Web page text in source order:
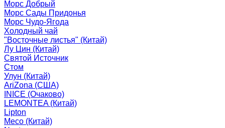
Морс Добрый
Морс Сады Придонья
Морс Чудо-Ягода
Холодный чай
"Восточные листья" (Китай)
Лу Цин (Китай)
Святой Источник
Стом
Улун (Китай)
AriZona (США)
INICE (Очаково)
LEMONTEA (Китай)
Lipton
Meco (Китай)